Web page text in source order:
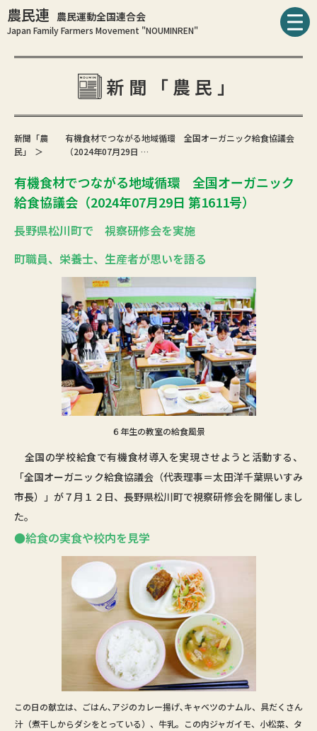
農民連 農民運動全国連合会
Japan Family Farmers Movement "NOUMINREN"
新聞「農民」
新聞「農
民」
有機食材でつながる地域循環 全国オーガニック給食協議会
（2024年07月29日 …
有機食材でつながる地域循環 全国オーガニック
給食協議会（2024年07月29日 第1611号）
長野県松川町で 視察研修会を実施
町職員、栄養士、生産者が思いを語る
６年生の教室の給食風景
全国の学校給食で有機食材導入を実現させようと活動する、
「全国オーガニック給食協議会（代表理事＝太田洋千葉県いすみ
市長）」が７月１２日、長野県松川町で視察研修会を開催しまし
た。
●給食の実食や校内を見学
この日の献立は、ごはん､アジのカレー揚げ､キャベツのナムル、具だくさん
汁（煮干しからダシをとっている）、牛乳。この内ジャガイモ、小松菜、タ